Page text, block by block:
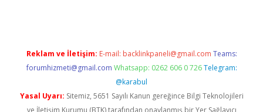
Reklam ve İletişim: E-mail: backlinkpaneli@gmail.com Teams:
forumhizmeti@gmail.com Whatsapp: 0262 606 0 726 Telegram:
@karabul
Yasal Uyarı: Sitemiz, 5651 Sayılı Kanun gereğince Bilgi Teknolojileri
ve İletişim Kurumu (BTK) tarafından onaylanmış bir Yer Sağlayıcı